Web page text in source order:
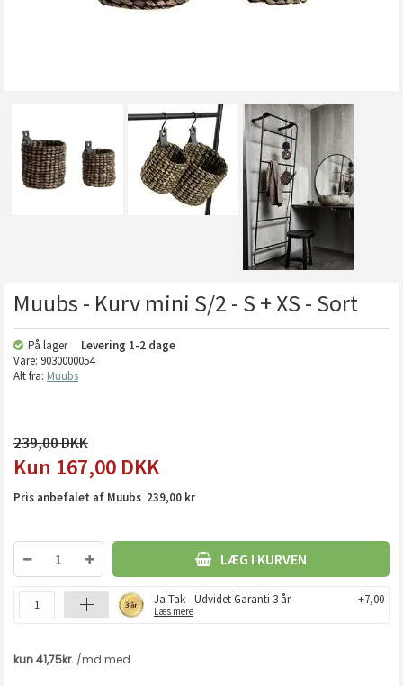
Muubs - Kurv mini S/2 - S + XS - Sort
På lager Levering 1-2 dage
Vare: 9030000054
Alt fra: Muubs
239,00
167,00 DKK
Pris anbefalet af Muubs 239,00 kr
LÆG I KURVEN
Ja Tak - Udvidet Garanti 3 år
Læs mere
+7,00